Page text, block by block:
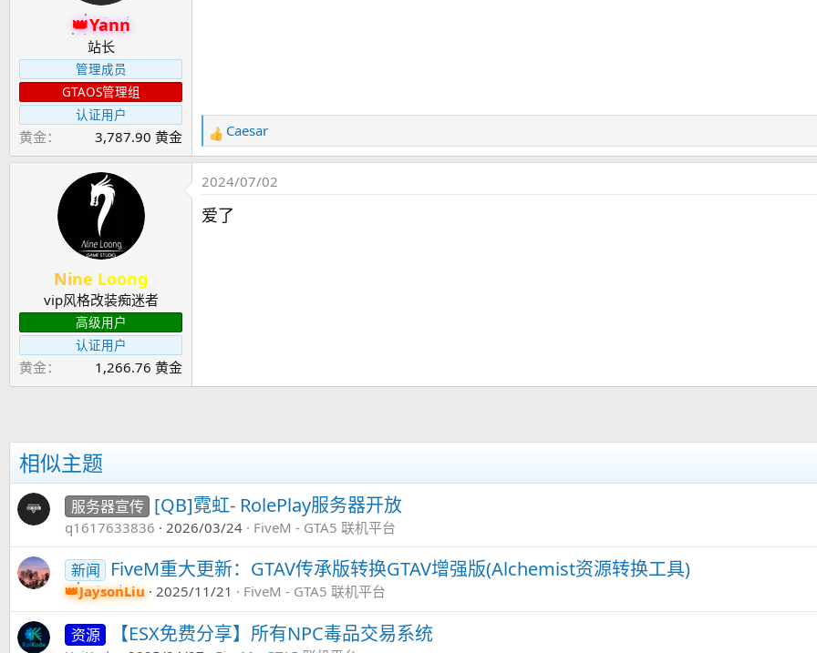
Yann
站长
管理成员
GTAOS管理组
认证用户
黄金 3,787.90 黄金
反
馈
：
Caesar
Nine Loong
vip风格改装痴迷者
高级用户
认证用户
黄金 1,266.76 黄金
2024/07/02
爱了
相似主题
服务器宣传 [QB]霓虹- RolePlay服务器开放
q1617633836 2026/03/24 FiveM - GTA5 联机平台
新闻 FiveM重大更新：GTAV传承版转换GTAV增强版(Alchemist资源转换工具)
JaysonLiu 2025/11/21 FiveM - GTA5 联机平台
资源 【ESX免费分享】所有NPC毒品交易系统